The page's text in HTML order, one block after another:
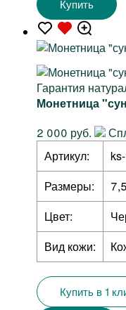
Купить
Гарантия
Монетница
2 000 руб.
Артикул:
Размеры:
Цвет:
Вид кожи:
Купить в 1